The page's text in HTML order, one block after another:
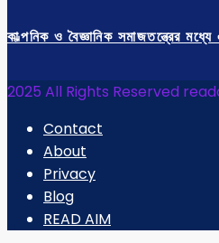
কাল্পনিক ও বৈজ্ঞানিক সমাজতন্ত্রের
2025 All Rights Reserved
Contact
About
Privacy
Blog
READ AIM